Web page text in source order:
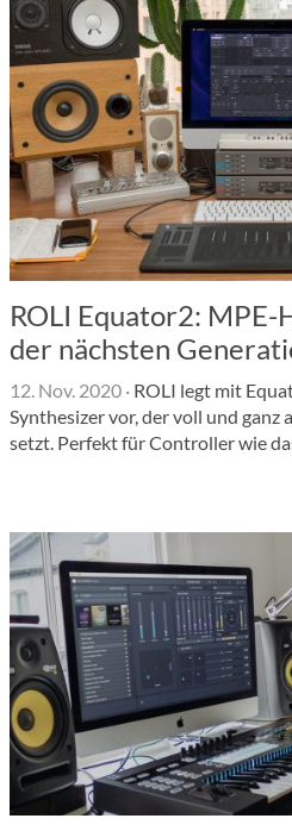
ROLI Equator2:
der nächsten
12. Nov. 2020 · ROLI legt mit
Synthesizer vor, der voll und ganz
setzt. Perfekt für Controller wie